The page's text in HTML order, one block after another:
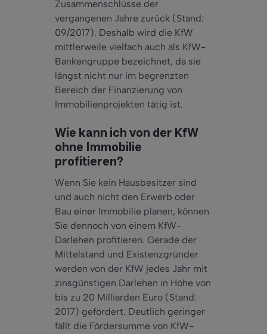
Zusammenschlüsse der
vergangenen Jahre zurück (Stand:
09/2017). Deshalb wird die KfW
mittlerweile vielfach auch als KfW-
Bankengruppe bezeichnet, da sie
längst nicht nur im begrenzten
Bereich der Finanzierung von
Immobilienprojekten tätig ist.
Wie kann ich von der KfW
ohne Immobilie
profitieren?
Wenn Sie kein Hausbesitzer sind
und auch nicht den Erwerb oder
Bau einer Immobilie planen, können
Sie dennoch von einem KfW-
Darlehen profitieren. Gerade der
Mittelstand und Existenzgründer
werden von der KfW jedes Jahr mit
zinsgünstigen Darlehen in Höhe von
bis zu 20 Milliarden Euro (Stand:
2017) gefördert. Deutlich geringer
fällt die Fördersumme von KfW-